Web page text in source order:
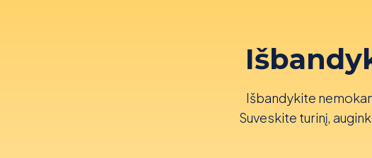
Išbandykite
Suveskite turinį,